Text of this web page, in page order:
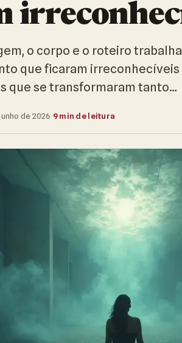
o corpo e o roteiro
que ficaram irreconhecíveis
que se transformaram tanto…
de 2026·9 min de leitura